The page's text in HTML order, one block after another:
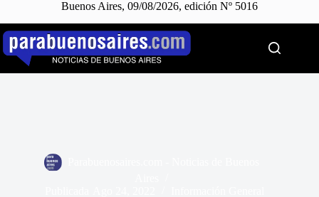
Buenos Aires, 09/08/2026, edición Nº 5016
Saltar
contenido